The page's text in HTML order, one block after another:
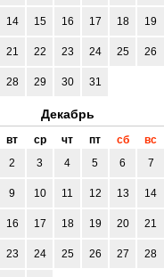
14 15 16 17 18 19
21 22 23 24 25 26
28 29 30 31
Декабрь
вт ср чт пт сб
вс
2 3 4 5 6 7
9 10 11 12 13 14
16 17 18 19 20 21
23 24 25 26 27 28